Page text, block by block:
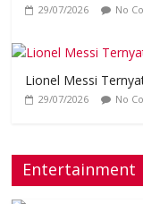
29/07/2026 No
Lionel Messi
29/07/2026 No
Entertainment